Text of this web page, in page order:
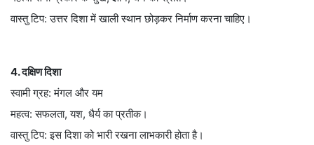
वास्तु टिप: उत्तर दिशा में खाली स्थान छोड़कर निर्माण करना चाहिए।
4. दक्षिण दिशा
स्वामी ग्रह: मंगल और यम
महत्व: सफलता, यश, धैर्य का प्रतीक।
वास्तु टिप: इस दिशा को भारी रखना लाभकारी होता है।